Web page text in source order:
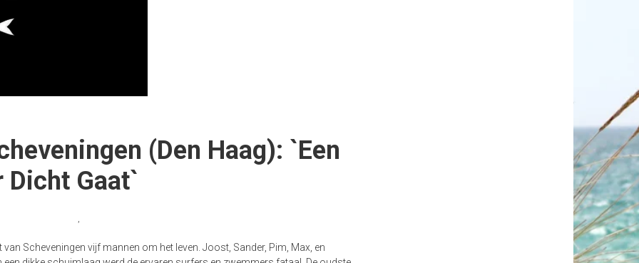
(Den Haag): `Een
Dicht Gaat`
Scheveningen vijf mannen om het leven. Joost, Sander, Pim, Max, en